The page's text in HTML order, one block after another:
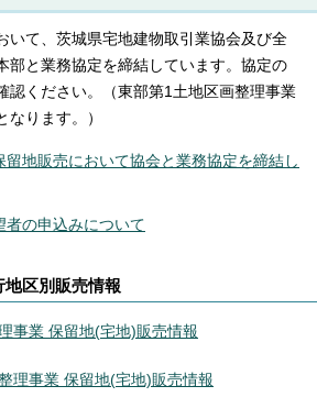
いて、茨城県宅地建物取引業協会及び全
部と業務協定を締結しています。協定の
認ください。（東部第1土地区画整理事業
なります。）
留地販売において協会と業務協定を締結し
者の申込みについて
区別販売情報
事業 保留地(宅地)販売情報
理事業 保留地(宅地)販売情報